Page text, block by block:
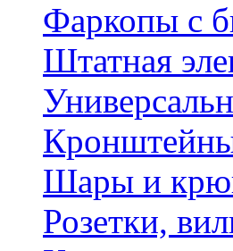
Фаркопы с
Штатная
Шары и
Розетки,